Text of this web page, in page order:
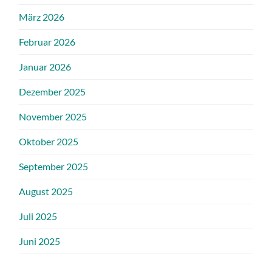
März 2026
Februar 2026
Januar 2026
Dezember 2025
November 2025
Oktober 2025
September 2025
August 2025
Juli 2025
Juni 2025